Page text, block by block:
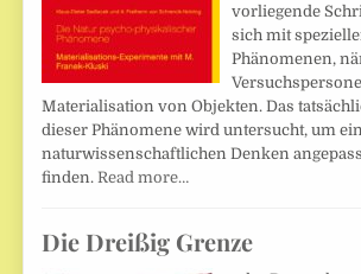
vorliegende
sich mit
Phänomenen,
Materialisation von Objekten. Das
dieser Phänomene wird untersucht, um
naturwissenschaftlichen Denken
finden.Read more…
Die Dreißig Grenze